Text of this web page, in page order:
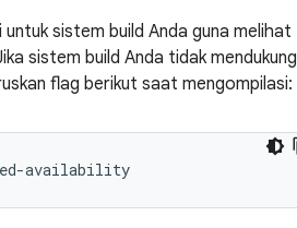
sistem build Anda guna melihat
sistem build Anda tidak mendukung
flag berikut saat mengompilasi: